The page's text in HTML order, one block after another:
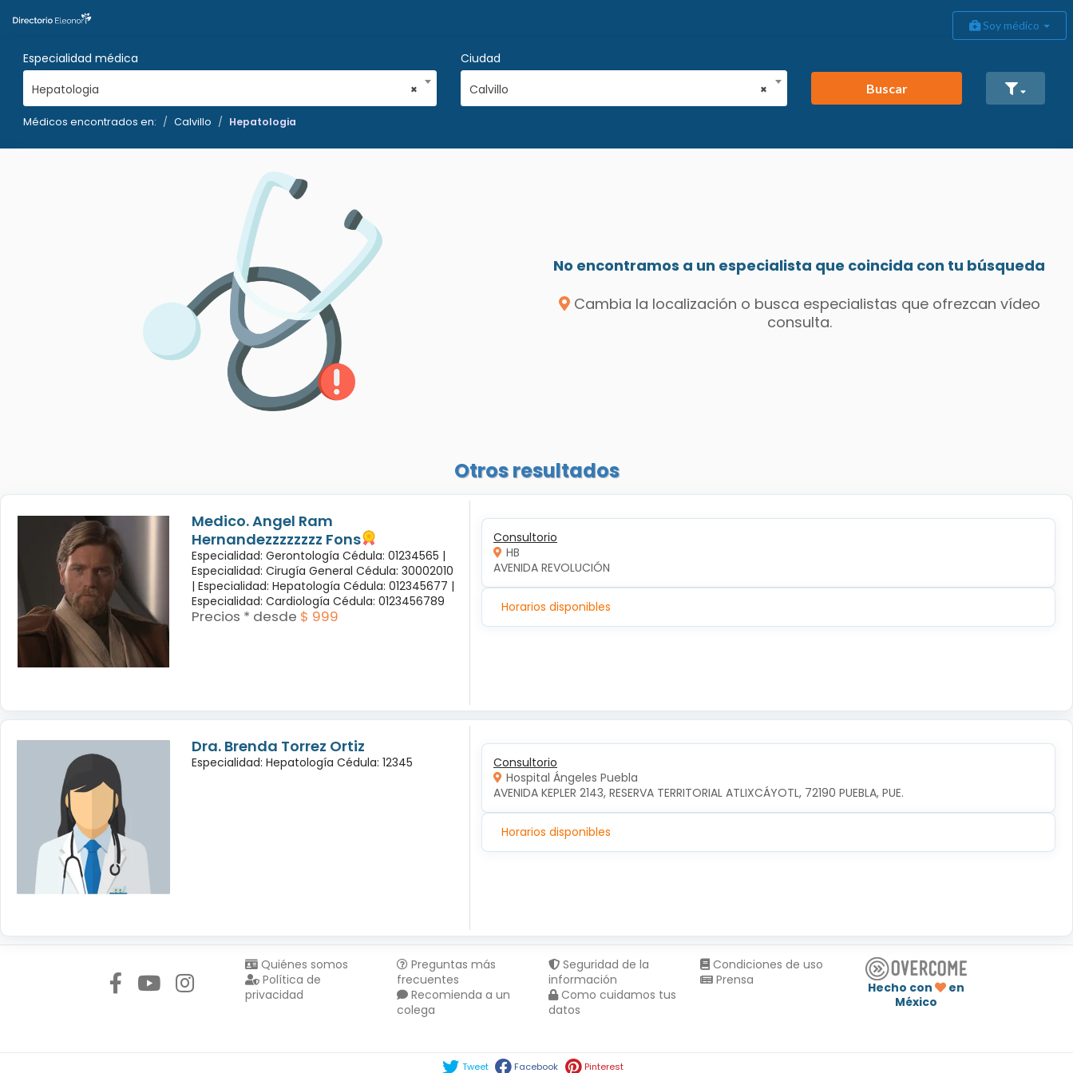
Soy médico
Especialidad médica
×
Hepatologia
Ciudad
×
Calvillo Buscar
Médicos encontrados en: Calvillo Hepatologia
No encontramos a un especialista que coincida con tu búsqueda
Cambia la localización o busca especialistas que ofrezcan vídeo
consulta.
Otros resultados
Medico. Angel Ram
Hernandezzzzzzzz Fons
Especialidad: Gerontología Cédula: 01234565 |
Especialidad: Cirugía General Cédula: 30002010
| Especialidad: Hepatología Cédula: 012345677 |
Especialidad: Cardiología Cédula: 0123456789
Precios * desde $ 999
Consultorio
HB
AVENIDA REVOLUCIÓN
Horarios disponibles
Dra. Brenda Torrez Ortiz
Especialidad: Hepatología Cédula: 12345
Consultorio
Hospital Ángeles Puebla
AVENIDA KEPLER 2143, RESERVA TERRITORIAL ATLIXCÁYOTL, 72190 PUEBLA, PUE.
Horarios disponibles
Quiénes somos
Política de
privacidad
Preguntas más
frecuentes
Recomienda a un
colega
Seguridad de la
información
Como cuidamos tus
datos
Condiciones de uso
Prensa
Hecho con
en
México
Tweet Facebook Pinterest